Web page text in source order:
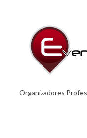
Organizadores